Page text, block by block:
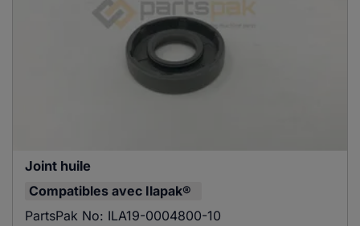
Joint huile
Compatibles avec Ilapak®
PartsPak No: ILA19-0004800-10